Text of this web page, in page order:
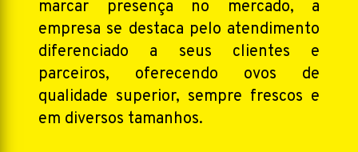
marcar presença no mercado, a
empresa se destaca pelo atendimento
diferenciado a seus clientes e
parceiros, oferecendo ovos de
qualidade superior, sempre frescos e
em diversos tamanhos.